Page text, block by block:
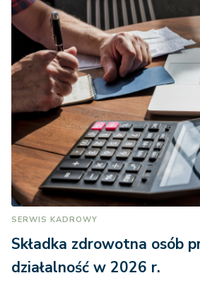
SERWIS KADROWY
Składka zdrowotna osób
działalność w 2026 r.